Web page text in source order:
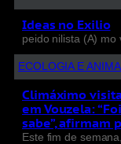
Ideas no Exilio
peido nilista (A) mo
ECOLOGIA E
Climáximo
em Vouzela:
sabe”, afirmam
Este fim de